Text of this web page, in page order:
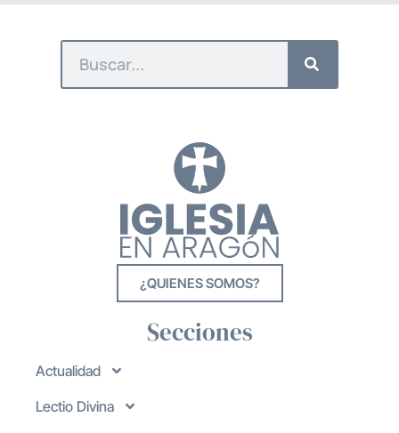
¿QUIENES SOMOS?
Secciones
Actualidad
Lectio Divina